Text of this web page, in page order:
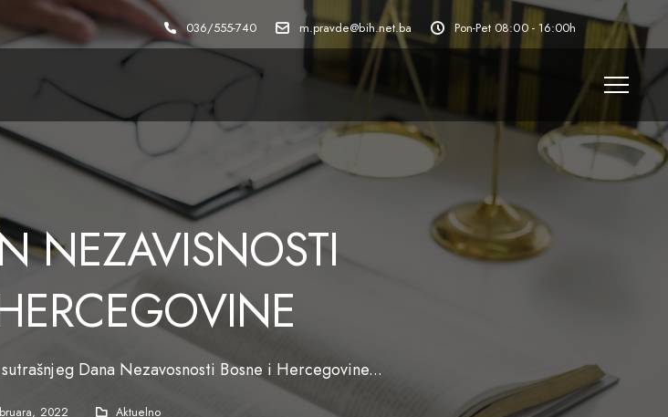
036/555-740 m.pravde@bih.net.ba Pon-Pet 08:00 - 16:00h
NEZAVISNOSTI
Dana Nezavosnosti Bosne i Hercegovine...
2022 Aktuelno